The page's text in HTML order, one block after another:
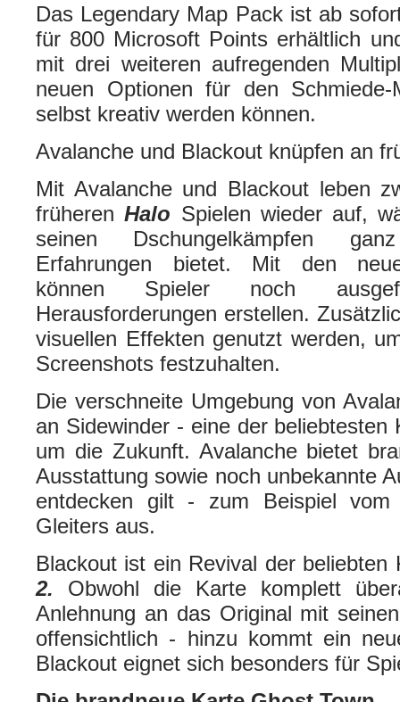
Das Legendary Map Pack ist ab
für 800 Microsoft Points erhältlich
mit drei weiteren aufregenden
neuen Optionen für den
selbst kreativ werden können.
Avalanche und Blackout knüpfen an
Mit Avalanche und Blackout leben
früherenHalo Spielen wieder auf,
seinen Dschungelkämpfen
Erfahrungen bietet. Mit den
können Spieler noch
Herausforderungen erstellen.
visuellen Effekten genutzt werden,
Screenshots festzuhalten.
Die verschneite Umgebung von
an Sidewinder - eine der beliebtesten
um die Zukunft. Avalanche bietet
Ausstattung sowie noch unbekannte
entdecken gilt - zum Beispiel vom
Gleiters aus.
Blackout ist ein Revival der
2. Obwohl die Karte komplett
Anlehnung an das Original mit
offensichtlich - hinzu kommt ein
Blackout eignet sich besonders für